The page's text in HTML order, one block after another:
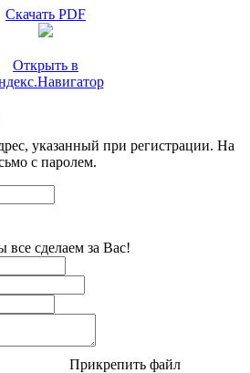
Скачать PDF
Открыть в
указанный при регистрации. На
с паролем.
сделаем за Вас!
Прикрепить файл